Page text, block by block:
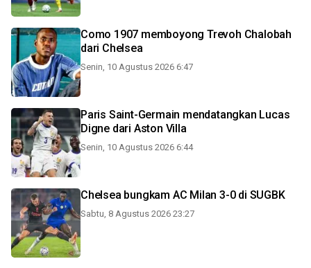
Como 1907 memboyong Trevoh Chalobah
dari Chelsea
Senin, 10 Agustus 2026 6:47
Paris Saint-Germain mendatangkan Lucas
Digne dari Aston Villa
Senin, 10 Agustus 2026 6:44
Chelsea bungkam AC Milan 3-0 di SUGBK
Sabtu, 8 Agustus 2026 23:27